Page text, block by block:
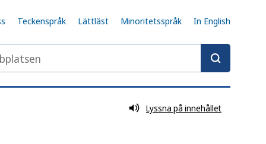
Teckenspråk Lättläst Minoritetsspråk In English
Lyssna på innehållet